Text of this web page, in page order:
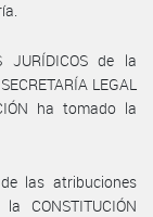
JURÍDICOS de la
LEGAL
ha tomado la
las atribuciones